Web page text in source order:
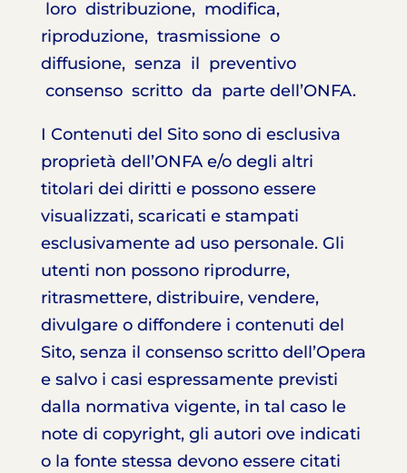
loro distribuzione, modifica,
riproduzione, trasmissione o
diffusione, senza il preventivo
consenso scritto da parte dell’ONFA.
I Contenuti del Sito sono di esclusiva
proprietà dell’ONFA e/o degli altri
titolari dei diritti e possono essere
visualizzati, scaricati e stampati
esclusivamente ad uso personale. Gli
utenti non possono riprodurre,
ritrasmettere, distribuire, vendere,
divulgare o diffondere i contenuti del
Sito, senza il consenso scritto dell’Opera
e salvo i casi espressamente previsti
dalla normativa vigente, in tal caso le
note di copyright, gli autori ove indicati
o la fonte stessa devono essere citati